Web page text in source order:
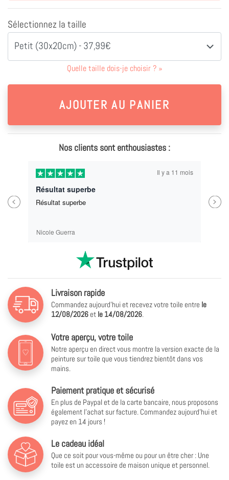
Sélectionnez la taille
Petit (30x20cm) - 37,99€
Quelle taille dois-je choisir ? »
Nos clients sont enthousiastes :
Previous
Il y a 11 mois
Résultat superbe
Résultat superbe
Nicole Guerra
Next
Livraison rapide
Commandez aujourd'hui et recevez votre toile entre le
12/08/2026 et le 14/08/2026.
Votre aperçu, votre toile
Notre aperçu en direct vous montre la version exacte de la
peinture sur toile que vous tiendrez bientôt dans vos
mains.
Paiement pratique et sécurisé
En plus de Paypal et de la carte bancaire, nous proposons
également l'achat sur facture. Commandez aujourd'hui et
payez en 14 jours !
Le cadeau idéal
Que ce soit pour vous-même ou pour un être cher : Une
toile est un accessoire de maison unique et personnel.